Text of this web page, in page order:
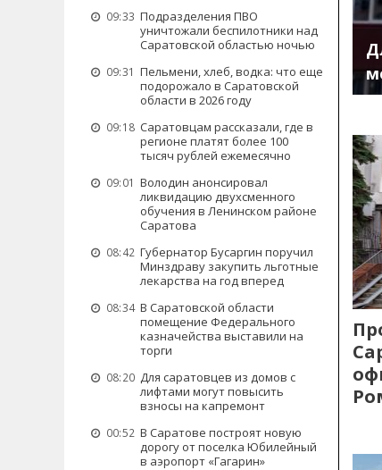
09:33 Подразделения ПВО
уничтожали беспилотники над
Саратовской областью ночью
09:31 Пельмени, хлеб, водка: что еще
подорожало в Саратовской
области в 2026 году
09:18 Саратовцам рассказали, где в
регионе платят более 100
тысяч рублей ежемесячно
09:01 Володин анонсировал
ликвидацию двухсменного
обучения в Ленинском районе
Саратова
08:42 Губернатор Бусаргин поручил
Минздраву закупить льготные
лекарства на год вперед
08:34 В Саратовской области
помещение Федерального
казначейства выставили на
торги
08:20 Для саратовцев из домов с
лифтами могут повысить
взносы на капремонт
00:52 В Саратове построят новую
дорогу от поселка Юбилейный
в аэропорт «Гагарин»